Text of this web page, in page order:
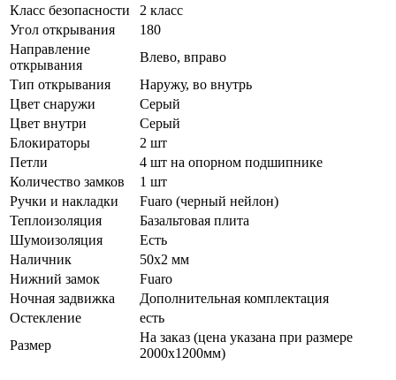
Класс безопасности
2 класс
Угол открывания
180
Направление
открывания
Влево, вправо
Тип открывания
Наружу, во внутрь
Цвет снаружи
Серый
Цвет внутри
Серый
Блокираторы
2 шт
Петли
4 шт на опорном подшипнике
Количество замков
1 шт
Ручки и накладки
Fuaro (черный нейлон)
Теплоизоляция
Базальтовая плита
Шумоизоляция
Есть
Наличник
50х2 мм
Нижний замок
Fuaro
Ночная задвижка
Дополнительная комплектация
Остекление
есть
Размер
На заказ (цена указана при размере
2000х1200мм)